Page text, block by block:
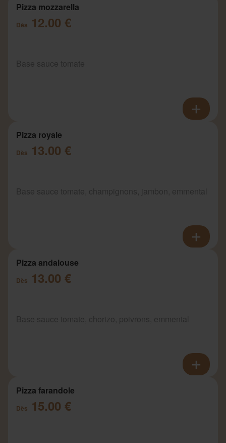
Pizza mozzarella
Dès 12.00 €
Pizza royale
Dès 13.00 €
Pizza andalouse
Dès 13.00 €
Pizza farandole
Dès 15.00 €